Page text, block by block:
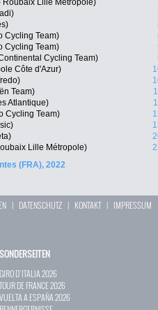
Roubaix Lille Métropole)
Cycling Team)
Cycling Team)
Cycling Team)
Côte d'Azur)
Team)
Atlantique)
Cycling Team)
Lille Métropole)
(FRA), 2022
| DATENSCHUTZ | KONTAKT| IMPRESSUM
SONDERSEITEN
GIRO D`ITALIA 2026
TOUR DE FRANCE 2026
VUELTA A ESPAÑA 2026